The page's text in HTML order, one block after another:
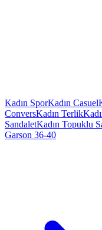
Kadın SporKadın Casuel
ConversKadın Terlik
SandaletKadın Topuklu
Garson 36-40